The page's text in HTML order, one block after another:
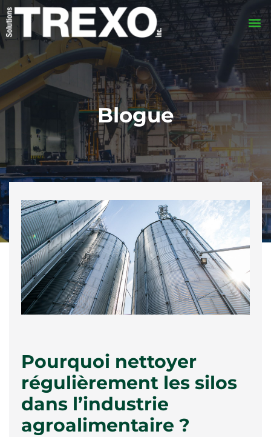
Blogue
Pourquoi nettoyer
régulièrement les silos
dans l’industrie
agroalimentaire ?